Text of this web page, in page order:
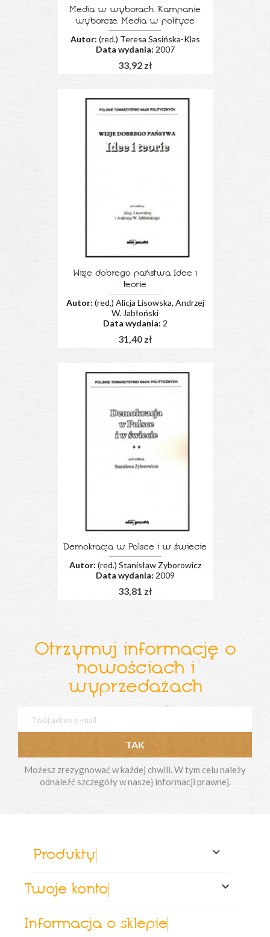
Media w wyborach. Kampanie
wyborcze. Media w polityce
Autor: (red.) Teresa Sasińska-Klas
Data wydania: 2007
33,92 zł
Wizje dobrego państwa Idee i
teorie
Autor: (red.) Alicja Lisowska, Andrzej
W. Jabłoński
Data wydania: 2
31,40 zł
Demokracja w Polsce i w świecie
Autor: (red.) Stanisław Zyborowicz
Data wydania: 2009
33,81 zł
Otrzymuj informację o
nowościach i
wyprzedażach
Możesz zrezygnować w każdej chwili. W tym celu należy
odnaleźć szczegóły w naszej informacji prawnej.
Produkty 
Twoje konto 
Informacja o sklepie